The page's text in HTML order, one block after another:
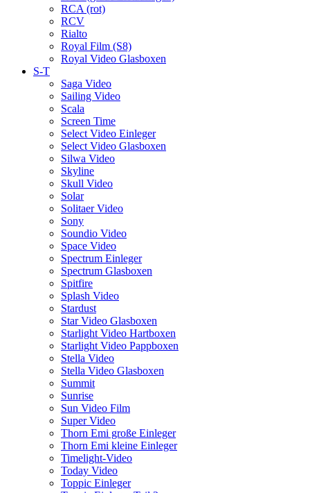
RCA (rot)
RCV
Rialto
Royal Film (S8)
Royal Video Glasboxen
S-T
Saga Video
Sailing Video
Scala
Screen Time
Select Video Einleger
Select Video Glasboxen
Silwa Video
Skyline
Skull Video
Solar
Solitaer Video
Sony
Soundio Video
Space Video
Spectrum Einleger
Spectrum Glasboxen
Spitfire
Splash Video
Stardust
Star Video Glasboxen
Starlight Video Hartboxen
Starlight Video Pappboxen
Stella Video
Stella Video Glasboxen
Summit
Sunrise
Sun Video Film
Super Video
Thorn Emi große Einleger
Thorn Emi kleine Einleger
Timelight-Video
Today Video
Toppic Einleger